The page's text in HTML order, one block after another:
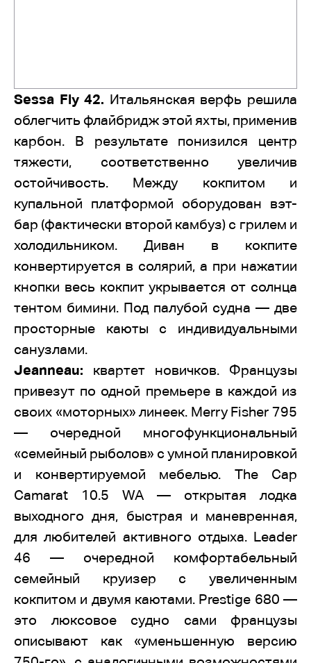
Sessa Fly 42. Итальянская верфь решила
облегчить флайбридж этой яхты, применив
карбон. В результате понизился центр
тяжести, соответственно увеличив
остойчивость. Между кокпитом и
купальной платформой оборудован вэт-
бар (фактически второй камбуз) с грилем и
холодильником. Диван в кокпите
конвертируется в солярий, а при нажатии
кнопки весь кокпит укрывается от солнца
тентом бимини. Под палубой судна — две
просторные каюты с индивидуальными
санузлами.
Jeanneau: квартет новичков. Французы
привезут по одной премьере в каждой из
своих «моторных» линеек. Merry Fisher 795
— очередной многофункциональный
«семейный рыболов» с умной планировкой
и конвертируемой мебелью. The Cap
Camarat 10.5 WA — открытая лодка
выходного дня, быстрая и маневренная,
для любителей активного отдыха. Leader
46 — очередной комфортабельный
семейный круизер с увеличенным
кокпитом и двумя каютами. Prestige 680 —
это люксовое судно сами французы
описывают как «уменьшенную версию